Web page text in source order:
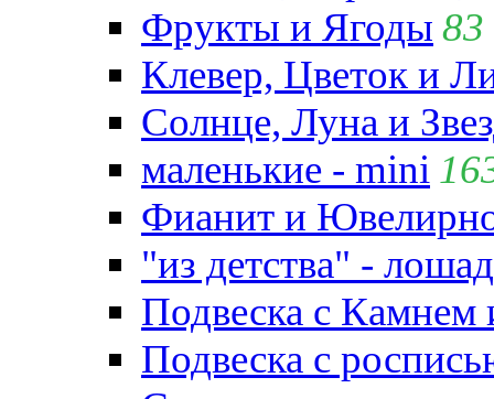
Фрукты и Ягоды 83
Клевер, Цветок и
Солнце, Луна и
маленькие - mini
Фианит и
"из детства" -
Подвеска с
Подвеска с